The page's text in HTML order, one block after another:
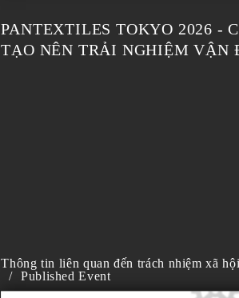
PANTEXTILES TOKYO 2026 -
TẠO NÊN TRẢI NGHIỆM VẬN
Thông tin liên quan đến trách nhiệm xã
/ Published Event